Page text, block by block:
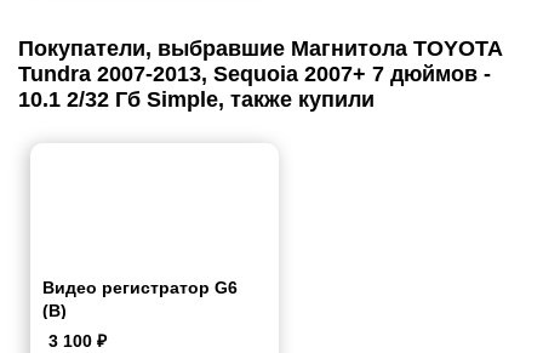
Покупатели, выбравшие Магнитола TOYOTA
Tundra 2007-2013, Sequoia 2007+ 7 дюймов -
10.1 2/32 Гб Simple, также купили
Видео регистратор G6
(B)
3 100 ₽